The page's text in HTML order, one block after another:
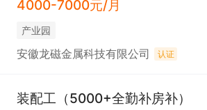
4000-7000元/月
产业园
安徽龙磁金属科技有限公司 认证
装配工（5000+全勤补房补）